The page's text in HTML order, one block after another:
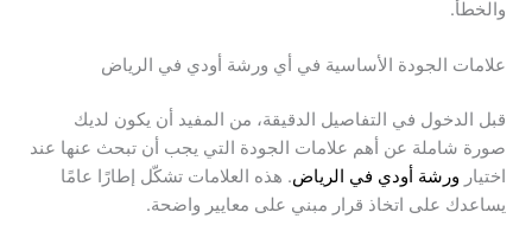
والخطأ.
علامات الجودة الأساسية في أي ورشة أودي في الرياض
قبل الدخول في التفاصيل الدقيقة، من المفيد أن يكون لديك
صورة شاملة عن أهم علامات الجودة التي يجب أن تبحث عنها عند
اختيار ورشة أودي في الرياض. هذه العلامات تشكّل إطارًا عامًا
يساعدك على اتخاذ قرار مبني على معايير واضحة.